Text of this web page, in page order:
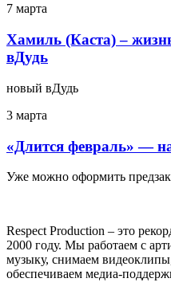
7 марта
Хамиль (Каста) –
вДудь
новый вДудь
3 марта
«Длится февраль» —
Уже можно оформить
Respect Production – это
2000 году. Мы работаем с
музыку, снимаем
обеспечиваем медиа-